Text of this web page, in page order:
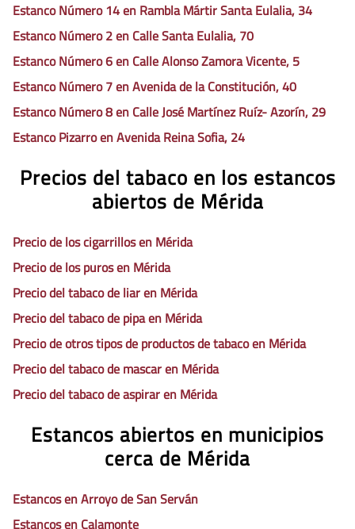
Estanco Número 14 en Rambla Mártir Santa Eulalia, 34
Estanco Número 2 en Calle Santa Eulalia, 70
Estanco Número 6 en Calle Alonso Zamora Vicente, 5
Estanco Número 7 en Avenida de la Constitución, 40
Estanco Número 8 en Calle José Martínez Ruíz- Azorín, 29
Estanco Pizarro en Avenida Reina Sofia, 24
Precios del tabaco en los estancos
abiertos de Mérida
Precio de los cigarrillos en Mérida
Precio de los puros en Mérida
Precio del tabaco de liar en Mérida
Precio del tabaco de pipa en Mérida
Precio de otros tipos de productos de tabaco en Mérida
Precio del tabaco de mascar en Mérida
Precio del tabaco de aspirar en Mérida
Estancos abiertos en municipios
cerca de Mérida
Estancos en Arroyo de San Serván
Estancos en Calamonte